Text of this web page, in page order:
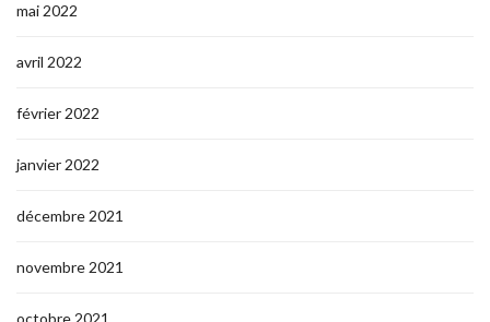
mai 2022
avril 2022
février 2022
janvier 2022
décembre 2021
novembre 2021